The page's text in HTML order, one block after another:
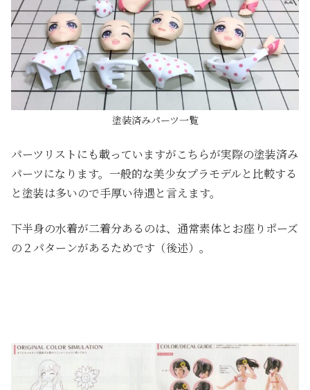
塗装済みパーツ一覧
パーツリストにも載っていますがこちらが実際の塗装済み
パーツになります。一般的な美少女プラモデルと比較する
と塗装は多いので手厚い待遇と言えます。
下半身の水着が二着分あるのは、通常素体とお座りポーズ
の２パターンがあるためです（後述）。